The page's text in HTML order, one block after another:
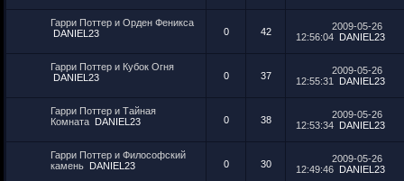
Гарри Поттер и Орден Феникса
DANIEL23
0 42
2009-05-26
12:56:04 DANIEL23
Гарри Поттер и Кубок Огня
DANIEL23
0 37
2009-05-26
12:55:31
DANIEL23
Гарри Поттер и Тайная
Комната DANIEL23 0 38
2009-05-26
12:53:34 DANIEL23
Гарри Поттер и Философский
камень DANIEL23 0 30
2009-05-26
12:49:46 DANIEL23